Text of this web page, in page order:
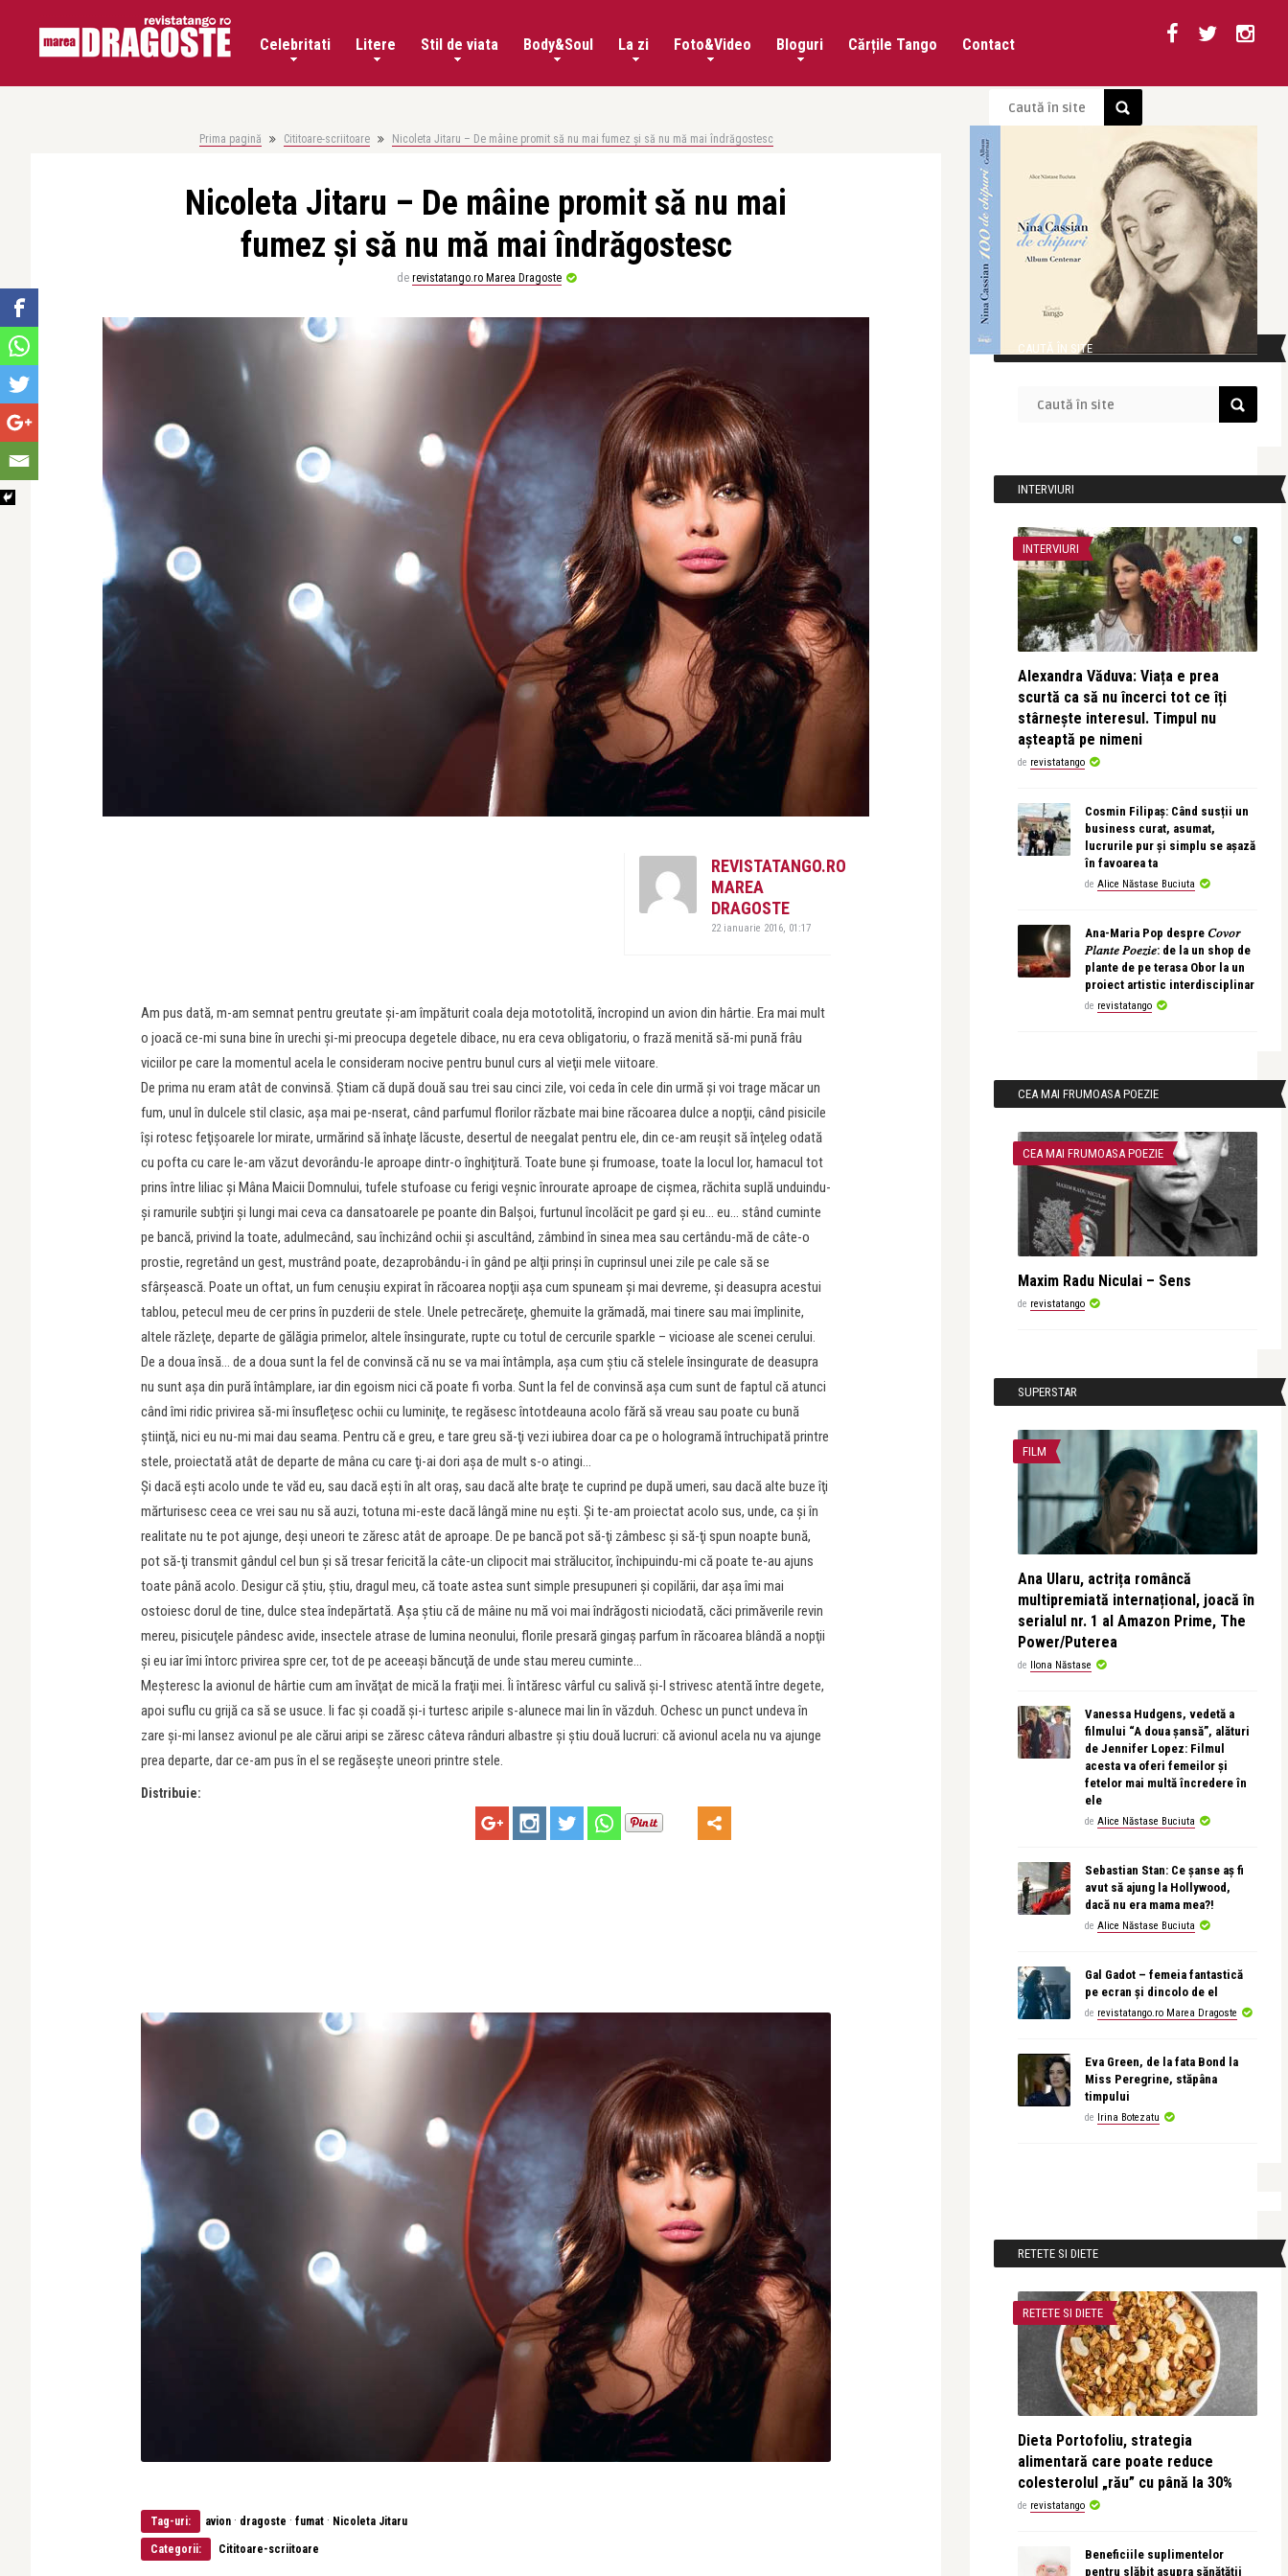
Celebritati Litere Stil de viata Body&Soul La zi Foto&Video Bloguri Cărțile Tango Contact
Prima pagină Cititoare-scriitoare Nicoleta Jitaru – De mâine promit să nu mai fumez şi să nu mă mai îndrăgostesc
Nicoleta Jitaru – De mâine promit să nu mai
fumez şi să nu mă mai îndrăgostesc
de revistatango.ro Marea Dragoste
REVISTATANGO.RO
MAREA
DRAGOSTE
22 ianuarie 2016, 01:17
Am pus dată, m-am semnat pentru greutate şi-am împăturit coala deja mototolită, încropind un avion din hârtie. Era mai mult
o joacă ce-mi suna bine în urechi şi-mi preocupa degetele dibace, nu era ceva obligatoriu, o frază menită să-mi pună frâu
viciilor pe care la momentul acela le consideram nocive pentru bunul curs al vieţii mele viitoare.
De prima nu eram atât de convinsă. Ştiam că după două sau trei sau cinci zile, voi ceda în cele din urmă şi voi trage măcar un
fum, unul în dulcele stil clasic, aşa mai pe-nserat, când parfumul florilor răzbate mai bine răcoarea dulce a nopţii, când pisicile
îşi rotesc feţişoarele lor mirate, urmărind să înhaţe lăcuste, desertul de neegalat pentru ele, din ce-am reuşit să înţeleg odată
cu pofta cu care le-am văzut devorându-le aproape dintr-o înghiţitură. Toate bune şi frumoase, toate la locul lor, hamacul tot
prins între liliac şi Mâna Maicii Domnului, tufele stufoase cu ferigi veşnic înrourate aproape de cişmea, răchita suplă unduindu-
şi ramurile subţiri şi lungi mai ceva ca dansatoarele pe poante din Balşoi, furtunul încolăcit pe gard şi eu… eu… stând cuminte
pe bancă, privind la toate, adulmecând, sau închizând ochii şi ascultând, zâmbind în sinea mea sau certându-mă de câte-o
prostie, regretând un gest, mustrând poate, dezaprobându-i în gând pe alţii prinşi în cuprinsul unei zile pe cale să se
sfârşească. Poate un oftat, un fum cenuşiu expirat în răcoarea nopţii aşa cum spuneam şi mai devreme, şi deasupra acestui
tablou, petecul meu de cer prins în puzderii de stele. Unele petrecăreţe, ghemuite la grămadă, mai tinere sau mai împlinite,
altele răzleţe, departe de gălăgia primelor, altele însingurate, rupte cu totul de cercurile sparkle – vicioase ale scenei cerului.
De a doua însă… de a doua sunt la fel de convinsă că nu se va mai întâmpla, aşa cum ştiu că stelele însingurate de deasupra
nu sunt aşa din pură întâmplare, iar din egoism nici că poate fi vorba. Sunt la fel de convinsă aşa cum sunt de faptul că atunci
când îmi ridic privirea să-mi însufleţesc ochii cu luminiţe, te regăsesc întotdeauna acolo fără să vreau sau poate cu bună
ştiinţă, nici eu nu-mi mai dau seama. Pentru că e greu, e tare greu să-ţi vezi iubirea doar ca pe o hologramă întruchipată printre
stele, proiectată atât de departe de mâna cu care ţi-ai dori aşa de mult s-o atingi…
Şi dacă eşti acolo unde te văd eu, sau dacă eşti în alt oraş, sau dacă alte braţe te cuprind pe după umeri, sau dacă alte buze îţi
mărturisesc ceea ce vrei sau nu să auzi, totuna mi-este dacă lângă mine nu eşti. Şi te-am proiectat acolo sus, unde, ca şi în
realitate nu te pot ajunge, deşi uneori te zăresc atât de aproape. De pe bancă pot să-ţi zâmbesc şi să-ţi spun noapte bună,
pot să-ţi transmit gândul cel bun şi să tresar fericită la câte-un clipocit mai strălucitor, închipuindu-mi că poate te-au ajuns
toate până acolo. Desigur că ştiu, ştiu, dragul meu, că toate astea sunt simple presupuneri şi copilării, dar aşa îmi mai
ostoiesc dorul de tine, dulce stea îndepărtată. Aşa ştiu că de mâine nu mă voi mai îndrăgosti niciodată, căci primăverile revin
mereu, pisicuţele pândesc avide, insectele atrase de lumina neonului, florile presară gingaş parfum în răcoarea blândă a nopţii
şi eu iar îmi întorc privirea spre cer, tot de pe aceeaşi băncuţă de unde stau mereu cuminte…
Meşteresc la avionul de hârtie cum am învăţat de mică la fraţii mei. Îi întăresc vârful cu salivă şi-l strivesc atentă între degete,
apoi suflu cu grijă ca să se usuce. Ii fac şi coadă şi-i turtesc aripile s-alunece mai lin în văzduh. Ochesc un punct undeva în
zare şi-mi lansez avionul pe ale cărui aripi se zăresc câteva rânduri albastre şi ştiu două lucruri: că avionul acela nu va ajunge
prea departe, dar ce-am pus în el se regăseşte uneori printre stele.
Distribuie:
Tag-uri: avion · dragoste · fumat · Nicoleta Jitaru
Categorii: Cititoare-scriitoare
CAUTĂ ÎN SITE
INTERVIURI
INTERVIURI
Alexandra Văduva: Viața e prea
scurtă ca să nu încerci tot ce îți
stârnește interesul. Timpul nu
așteaptă pe nimeni
de revistatango
Cosmin Filipaș: Când susții un
business curat, asumat,
lucrurile pur și simplu se așază
în favoarea ta
de Alice Năstase Buciuta
Ana-Maria Pop despre 𝐶𝑜𝑣𝑜𝑟
𝑃𝑙𝑎𝑛𝑡𝑒 𝑃𝑜𝑒𝑧𝑖𝑒: de la un shop de
plante de pe terasa Obor la un
proiect artistic interdisciplinar
de revistatango
CEA MAI FRUMOASA POEZIE
CEA MAI FRUMOASA POEZIE
Maxim Radu Niculai – Sens
de revistatango
SUPERSTAR
FILM
Ana Ularu, actrița româncă
multipremiată internațional, joacă în
serialul nr. 1 al Amazon Prime, The
Power/Puterea
de Ilona Năstase
Vanessa Hudgens, vedetă a
filmului “A doua șansă”, alături
de Jennifer Lopez: Filmul
acesta va oferi femeilor și
fetelor mai multă încredere în
ele
de Alice Năstase Buciuta
Sebastian Stan: Ce șanse aș fi
avut să ajung la Hollywood,
dacă nu era mama mea?!
de Alice Năstase Buciuta
Gal Gadot – femeia fantastică
pe ecran și dincolo de el
de revistatango.ro Marea Dragoste
Eva Green, de la fata Bond la
Miss Peregrine, stăpâna
timpului
de Irina Botezatu
RETETE SI DIETE
RETETE SI DIETE
Dieta Portofoliu, strategia
alimentară care poate reduce
colesterolul „rău” cu până la 30%
de revistatango
Beneficiile suplimentelor
pentru slăbit asupra sănătății